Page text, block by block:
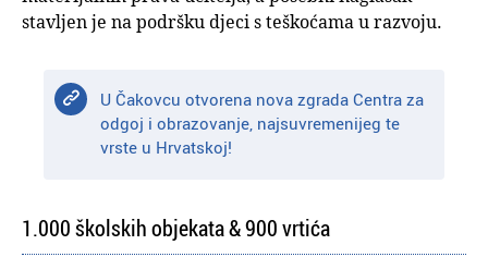
stavljen je na podršku djeci s teškoćama u razvoju.
U Čakovcu otvorena nova zgrada Centra za
odgoj i obrazovanje, najsuvremenijeg te
vrste u Hrvatskoj!
1.000 školskih objekata & 900 vrtića